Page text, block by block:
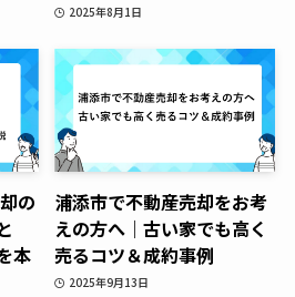
2025年8月1日
の
本
浦添市で不動産売却をお考
えの方へ｜古い家でも高く
売るコツ＆成約事例
2025年9月13日